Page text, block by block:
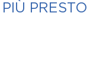
PRESTO